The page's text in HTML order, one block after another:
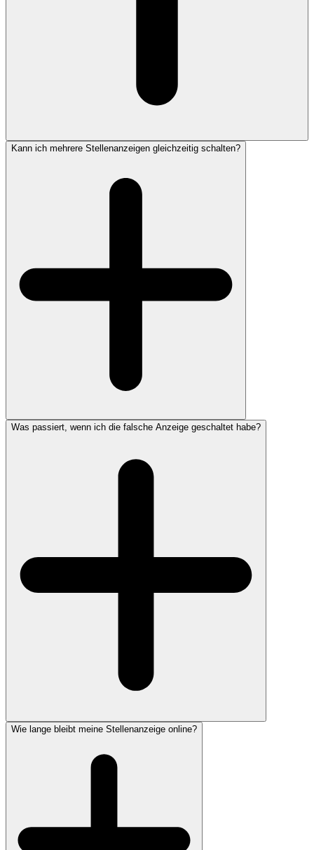
Kann ich mehrere Stellenanzeigen gleichzeitig schalten?
Was passiert, wenn ich die falsche Anzeige geschaltet habe?
Wie lange bleibt meine Stellenanzeige online?